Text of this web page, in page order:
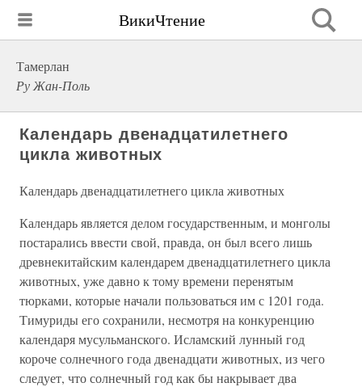
ВикиЧтение
Тамерлан
Ру Жан-Поль
Календарь двенадцатилетнего
цикла животных
Календарь двенадцатилетнего цикла животных
Календарь является делом государственным, и монголы
постарались ввести свой, правда, он был всего лишь
древнекитайским календарем двенадцатилетнего цикла
животных, уже давно к тому времени перенятым
тюрками, которые начали пользоваться им с 1201 года.
Тимуриды его сохранили, несмотря на конкуренцию
календаря мусульманского. Исламский лунный год
короче солнечного года двенадцати животных, из чего
следует, что солнечный год как бы накрывает два